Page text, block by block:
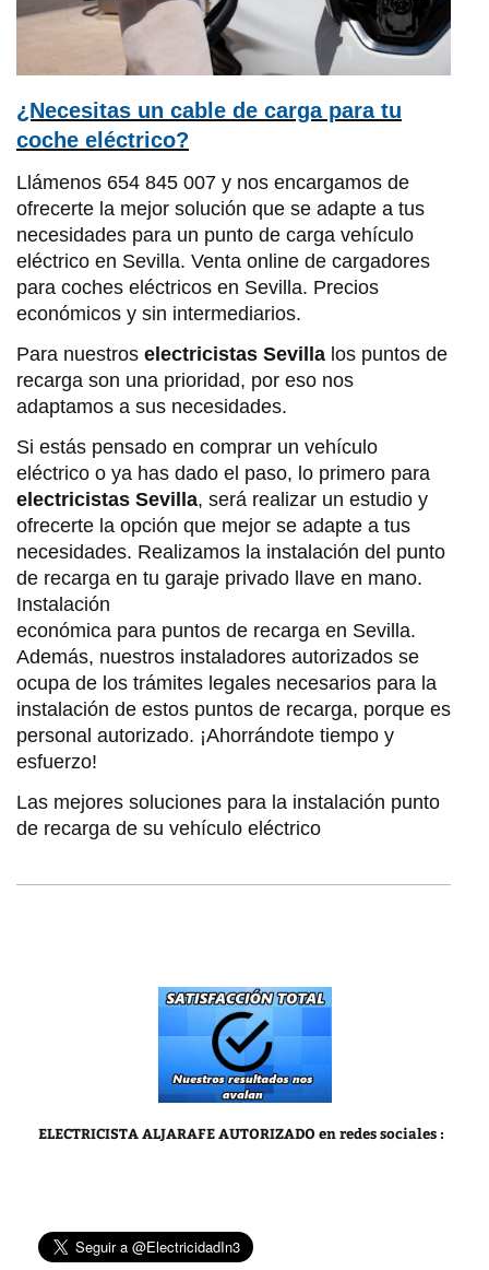
¿Necesitas un cable de carga para tu
coche eléctrico?
Llámenos 654 845 007 y nos encargamos de
ofrecerte la mejor solución que se adapte a tus
necesidades para un punto de carga vehículo
eléctrico en Sevilla. Venta online de cargadores
para coches eléctricos en Sevilla. Precios
económicos y sin intermediarios.
Para nuestros electricistas Sevilla los puntos de
recarga son una prioridad, por eso nos
adaptamos a sus necesidades.
Si estás pensado en comprar un vehículo
eléctrico o ya has dado el paso, lo primero para
electricistas Sevilla, será realizar un estudio y
ofrecerte la opción que mejor se adapte a tus
necesidades. Realizamos la instalación del punto
de recarga en tu garaje privado llave en mano.
Instalación
económica para puntos de recarga en Sevilla.
Además, nuestros instaladores autorizados se
ocupa de los trámites legales necesarios para la
instalación de estos puntos de recarga, porque es
personal autorizado. ¡Ahorrándote tiempo y
esfuerzo!
Las mejores soluciones para la instalación punto
de recarga de su vehículo eléctrico
ELECTRICISTA ALJARAFE AUTORIZADO en redes sociales :